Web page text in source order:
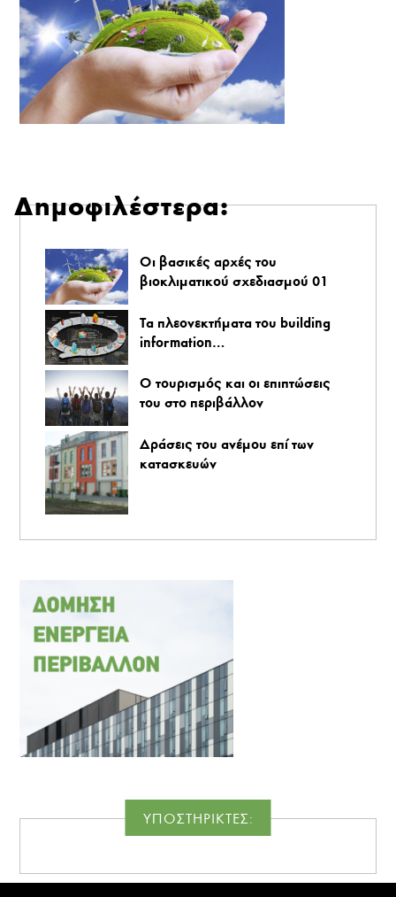
Δημοφιλέστερα:
Οι βασικές αρχές του
βιοκλιματικού σχεδιασμού 01
Τα πλεονεκτήματα του building
information…
O τουρισμός και οι επιπτώσεις
του στο περιβάλλον
Δράσεις του ανέμου επί των
κατασκευών
ΥΠΟΣΤΗΡΙΚΤΕΣ: